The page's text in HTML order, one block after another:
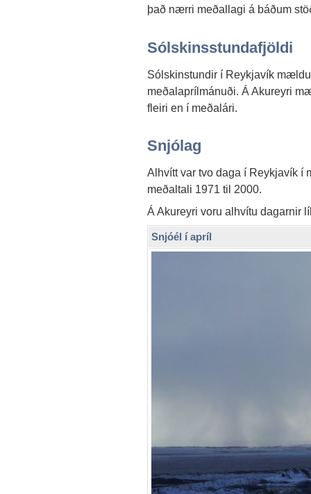
það nærri meðallagi á báðum
Sólskinsstundafjöldi
Sólskinstundir í Reykjavík
meðalaprílmánuði. Á Akureyri
fleiri en í meðalári.
Snjólag
Alhvítt var tvo daga í Reykjavík í
meðaltali 1971 til 2000.
Á Akureyri voru alhvítu dagarnir
Snjóél í apríl